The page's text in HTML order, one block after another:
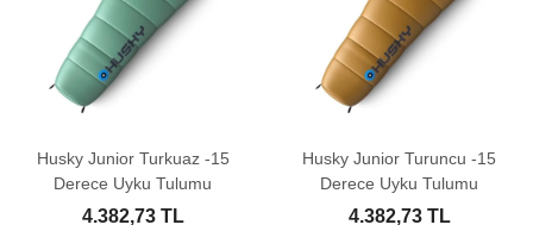
Husky Junior Turkuaz -15
Derece Uyku Tulumu
4.382,73 TL
Husky Junior Turuncu -15
Derece Uyku Tulumu
4.382,73 TL